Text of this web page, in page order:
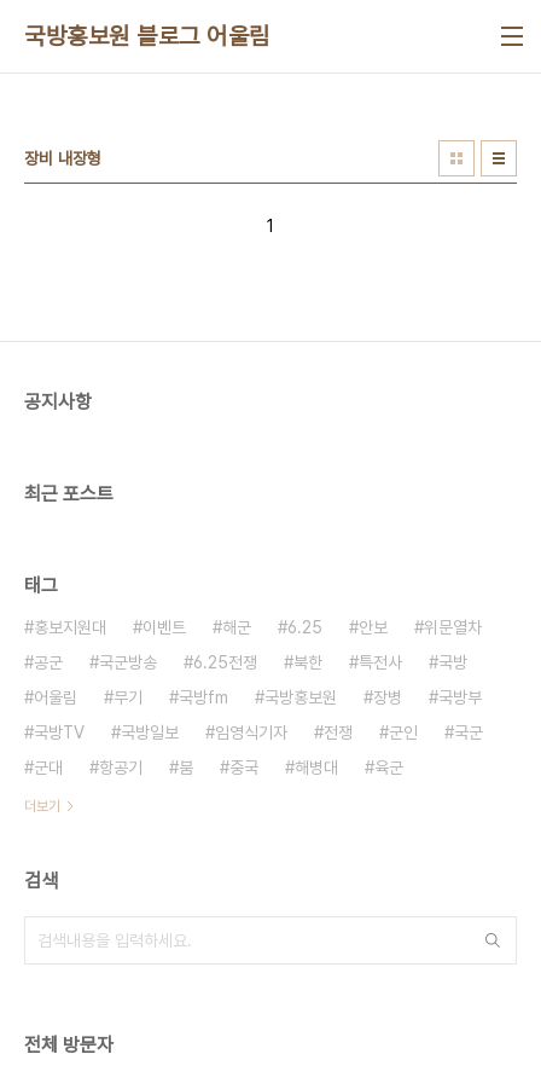
국방홍보원 블로그 어울림
장비 내장형
1
공지사항
최근 포스트
태그
홍보지원대 이벤트 해군 6.25 안보
위문열차
공군
국군방송 6.25전쟁 북한 특전사
국방
어울림
무기 국방fm 국방홍보원 장병
국방부
국방TV
국방일보 임영식기자 전쟁 군인
국군
군대
항공기 붐 중국 해병대 육군
더보기
검색
전체 방문자